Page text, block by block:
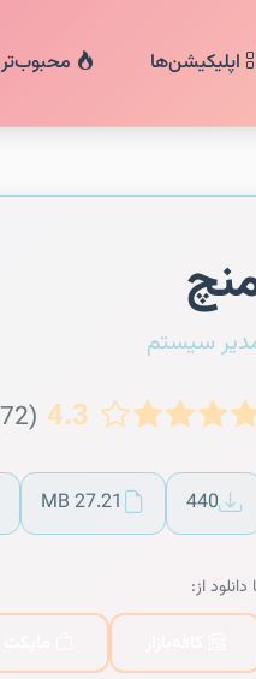
اپلیکیشن‌ها
سیستم
4.3 (572 نظر)
440
27.21 MB
دانلود از: